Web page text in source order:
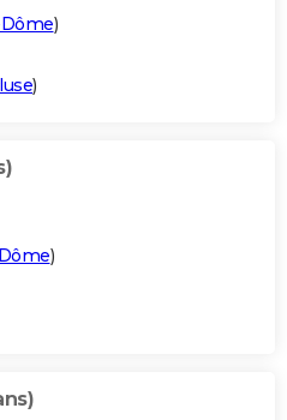
)
)
)